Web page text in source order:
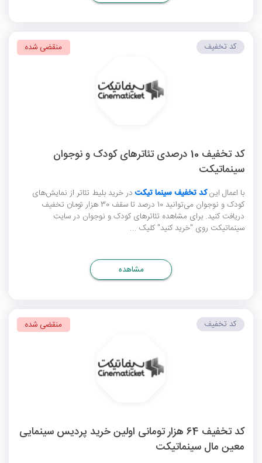
کد تخفیف 10 درصدی تئاترهای کودک و نوجوان
سینماتیکت
با اعمال اینکد تخفیف سینما تیکت در خرید بلیط تئاتر از نمایش‌های
کودک و نوجوان می‌توانید 10 درصد تا سقف 30 هزار تومان تخفیف
دریافت کنید. برای مشاهده تئاترهای کودک و نوجوان در سایت
سینماتیکت روی "خرید کنید" کلیک ...
کد تخفیف منقضی شده
مشاهده
کد تخفیف 64 هزار تومانی اولین خرید پردیس سینمایی
معین مال سینماتیکت
کد تخفیف منقضی شده